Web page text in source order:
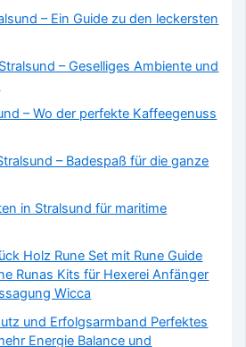
– Ein Guide zu den leckersten
– Geselliges Ambiente und
– Wo der perfekte Kaffeegenuss
– Badespaß für die ganze
in Stralsund für maritime
Holz Rune Set mit Rune Guide
Runas Kits für Hexerei Anfänger
Wicca
und Erfolgsarmband Perfektes
Energie Balance und